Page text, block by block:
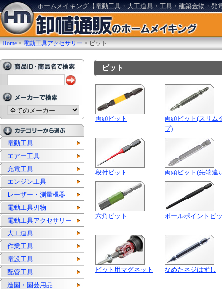
ホームメイキング【電動工具・大工道具・工具・建築金物・発
Home >電動工具アクセサリー >ビット
電動工具
エアー工具
充電工具
エンジン工具
レーザー・測量機器
電動工具刃物
電動工具アクセサリー
大工道具
作業工具
電設工具
配管工具
造園・園芸用品
ビット
両頭ビット
両頭ビット(スリム
プ)
段付ビット 両頭ビット(先端違
六角ビット ボールポイントビ
ビット用マグネット なめたネジはずし